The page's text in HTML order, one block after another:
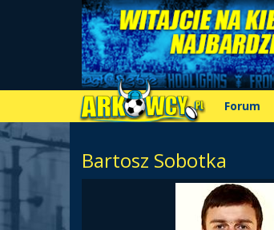
Forum
Bartosz Sobotka